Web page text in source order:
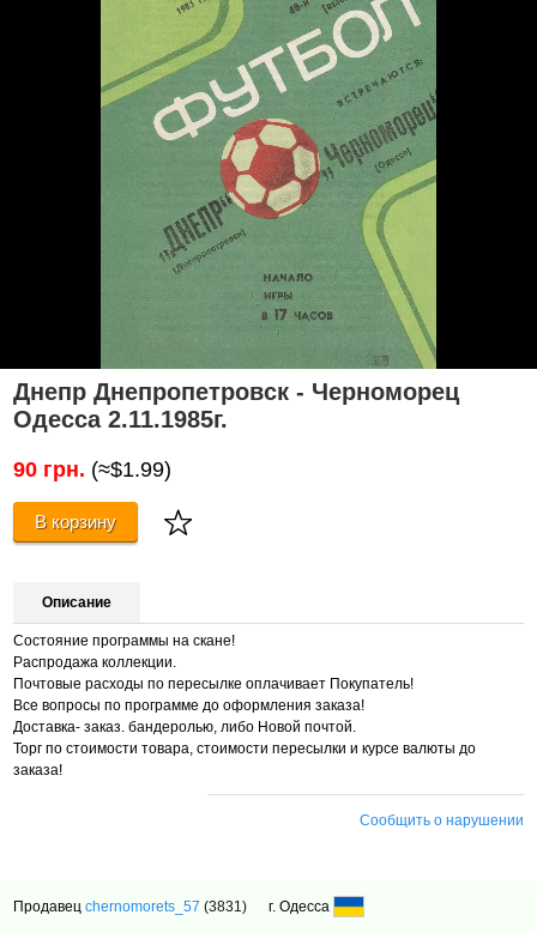
Днепр Днепропетровск - Черноморец
Одесса 2.11.1985г.
90 грн. (≈$1.99)
В корзину
Описание
Состояние программы на скане!
Распродажа коллекции.
Почтовые расходы по пересылке оплачивает Покупатель!
Все вопросы по программе до оформления заказа!
Доставка- заказ. бандеролью, либо Новой почтой.
Торг по стоимости товара, стоимости пересылки и курсе валюты до
заказа!
Сообщить о нарушении
Продавецchernomorets_57 (3831) г. Одесса